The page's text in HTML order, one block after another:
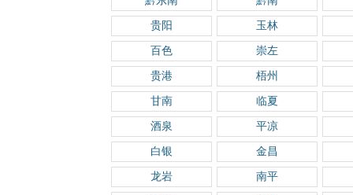
贵阳 玉林
百色 崇左
贵港 梧州
甘南 临夏
酒泉 平凉
白银 金昌
龙岩 南平